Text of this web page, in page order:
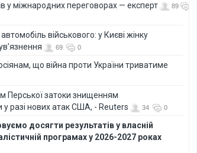
у міжнародних переговорах — експерт
89
військового: у Києві жінку
69 0
що війна проти України триватиме
Перської затоки знищенням
у разі нових атак США, - Reuters
34 0
досягти результатів у власній
програмах у 2026-2027 роках